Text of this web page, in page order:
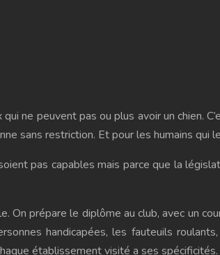
ne peuvent pas ou plus avoir un chien.
sans restriction. Et pour les humains qui
pas capables mais parce que la
On prépare le diplôme au club, avec un
handicapées, les fauteuils
établissement visité a ses spécificités.